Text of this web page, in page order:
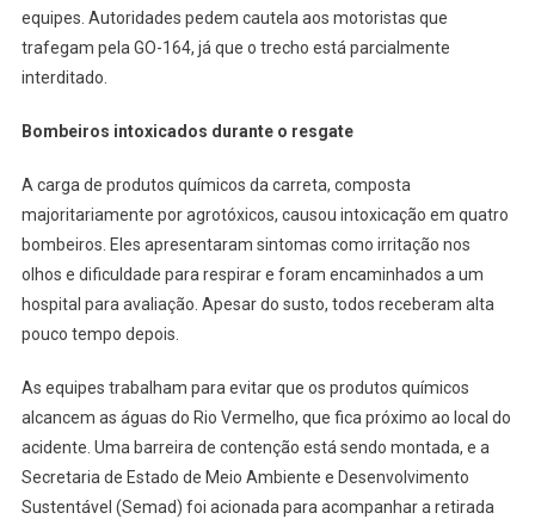
equipes. Autoridades pedem cautela aos motoristas que
trafegam pela GO-164, já que o trecho está parcialmente
interditado.
Bombeiros intoxicados durante o resgate
A carga de produtos químicos da carreta, composta
majoritariamente por agrotóxicos, causou intoxicação em quatro
bombeiros. Eles apresentaram sintomas como irritação nos
olhos e dificuldade para respirar e foram encaminhados a um
hospital para avaliação. Apesar do susto, todos receberam alta
pouco tempo depois.
As equipes trabalham para evitar que os produtos químicos
alcancem as águas do Rio Vermelho, que fica próximo ao local do
acidente. Uma barreira de contenção está sendo montada, e a
Secretaria de Estado de Meio Ambiente e Desenvolvimento
Sustentável (Semad) foi acionada para acompanhar a retirada